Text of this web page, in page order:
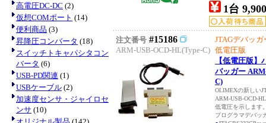
高電圧DC-DC (2)
仮想COMポート (14)
便利商品 (3)
昇降圧コンバータ (18)
スイッチトキャパシタコン
バータ (6)
USB-PD関連 (1)
USBケーブル (2)
加速度センサ・ジャイロセ
ンサ (10)
1台 9,900
注文番号 #15186
ARM-USB-OCD-HL(Type-C)
JTAGデバッ
低電圧版
【低電圧版
バッガー
C)
OLIMEXの新しい
ARM-USB-OCD-
低電圧を示します
プログラマデバッ